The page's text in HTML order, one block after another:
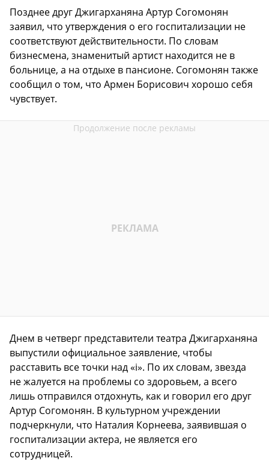
Позднее друг Джигарханяна Артур Согомонян
заявил, что утверждения о его госпитализации не
соответствуют действительности. По словам
бизнесмена, знаменитый артист находится не в
больнице, а на отдыхе в пансионе. Согомонян также
сообщил о том, что Армен Борисович хорошо себя
чувствует.
Днем в четверг представители театра Джигарханяна
выпустили официальное заявление, чтобы
расставить все точки над «i». По их словам, звезда
не жалуется на проблемы со здоровьем, а всего
лишь отправился отдохнуть, как и говорил его друг
Артур Согомонян. В культурном учреждении
подчеркнули, что Наталия Корнеева, заявившая о
госпитализации актера, не является его
сотрудницей.